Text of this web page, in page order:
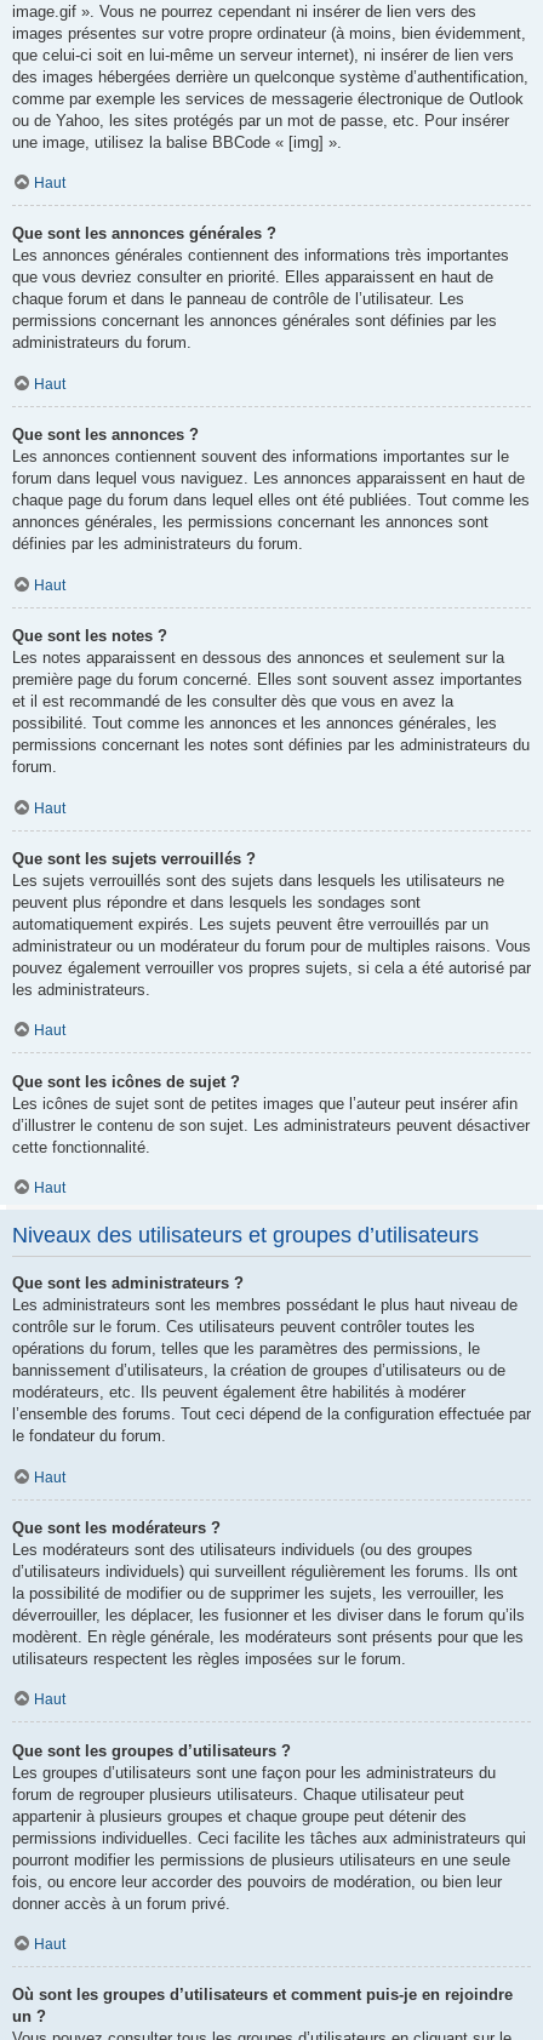
image.gif ». Vous ne pourrez cependant ni insérer de lien vers des
images présentes sur votre propre ordinateur (à moins, bien évidemment,
que celui-ci soit en lui-même un serveur internet), ni insérer de lien vers
des images hébergées derrière un quelconque système d’authentification,
comme par exemple les services de messagerie électronique de Outlook
ou de Yahoo, les sites protégés par un mot de passe, etc. Pour insérer
une image, utilisez la balise BBCode « [img] ».
Haut
Que sont les annonces générales ?
Les annonces générales contiennent des informations très importantes
que vous devriez consulter en priorité. Elles apparaissent en haut de
chaque forum et dans le panneau de contrôle de l’utilisateur. Les
permissions concernant les annonces générales sont définies par les
administrateurs du forum.
Haut
Que sont les annonces ?
Les annonces contiennent souvent des informations importantes sur le
forum dans lequel vous naviguez. Les annonces apparaissent en haut de
chaque page du forum dans lequel elles ont été publiées. Tout comme les
annonces générales, les permissions concernant les annonces sont
définies par les administrateurs du forum.
Haut
Que sont les notes ?
Les notes apparaissent en dessous des annonces et seulement sur la
première page du forum concerné. Elles sont souvent assez importantes
et il est recommandé de les consulter dès que vous en avez la
possibilité. Tout comme les annonces et les annonces générales, les
permissions concernant les notes sont définies par les administrateurs du
forum.
Haut
Que sont les sujets verrouillés ?
Les sujets verrouillés sont des sujets dans lesquels les utilisateurs ne
peuvent plus répondre et dans lesquels les sondages sont
automatiquement expirés. Les sujets peuvent être verrouillés par un
administrateur ou un modérateur du forum pour de multiples raisons. Vous
pouvez également verrouiller vos propres sujets, si cela a été autorisé par
les administrateurs.
Haut
Que sont les icônes de sujet ?
Les icônes de sujet sont de petites images que l’auteur peut insérer afin
d’illustrer le contenu de son sujet. Les administrateurs peuvent désactiver
cette fonctionnalité.
Haut
Niveaux des utilisateurs et groupes d’utilisateurs
Que sont les administrateurs ?
Les administrateurs sont les membres possédant le plus haut niveau de
contrôle sur le forum. Ces utilisateurs peuvent contrôler toutes les
opérations du forum, telles que les paramètres des permissions, le
bannissement d’utilisateurs, la création de groupes d’utilisateurs ou de
modérateurs, etc. Ils peuvent également être habilités à modérer
l’ensemble des forums. Tout ceci dépend de la configuration effectuée par
le fondateur du forum.
Haut
Que sont les modérateurs ?
Les modérateurs sont des utilisateurs individuels (ou des groupes
d’utilisateurs individuels) qui surveillent régulièrement les forums. Ils ont
la possibilité de modifier ou de supprimer les sujets, les verrouiller, les
déverrouiller, les déplacer, les fusionner et les diviser dans le forum qu’ils
modèrent. En règle générale, les modérateurs sont présents pour que les
utilisateurs respectent les règles imposées sur le forum.
Haut
Que sont les groupes d’utilisateurs ?
Les groupes d’utilisateurs sont une façon pour les administrateurs du
forum de regrouper plusieurs utilisateurs. Chaque utilisateur peut
appartenir à plusieurs groupes et chaque groupe peut détenir des
permissions individuelles. Ceci facilite les tâches aux administrateurs qui
pourront modifier les permissions de plusieurs utilisateurs en une seule
fois, ou encore leur accorder des pouvoirs de modération, ou bien leur
donner accès à un forum privé.
Haut
Où sont les groupes d’utilisateurs et comment puis-je en rejoindre
un ?